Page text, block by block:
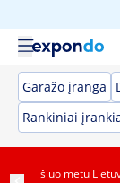
Garažo įranga
Rankiniai
šiuo metu